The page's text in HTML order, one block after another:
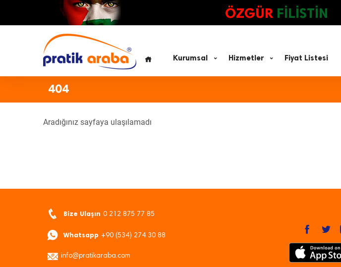
ÖZGÜR FİLİSTİN
Kurumsal Hizmetler Fiyat Listesi
404
Aradığınız sayfaya ulaşılamadı
Bize Ulaşın 0 212 875 77 85
Whatsapp +90 (534) 274 30 88
info@pratikaraba.com